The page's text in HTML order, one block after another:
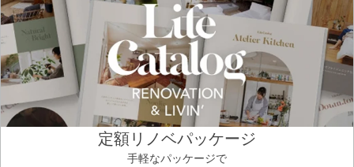
定額リノベパッケージ
手軽なパッケージで